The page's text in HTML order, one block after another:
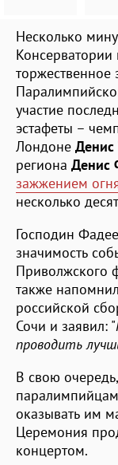
Несколько
Консерватории
участие
эстафеты –
Лондоне Денис
региона Денис
зажжением
несколько
Господин
значимость
Приволжского
также
российской
Сочи и заявил: "
проводить
В свою
оказывать им
Церемония
концертом.